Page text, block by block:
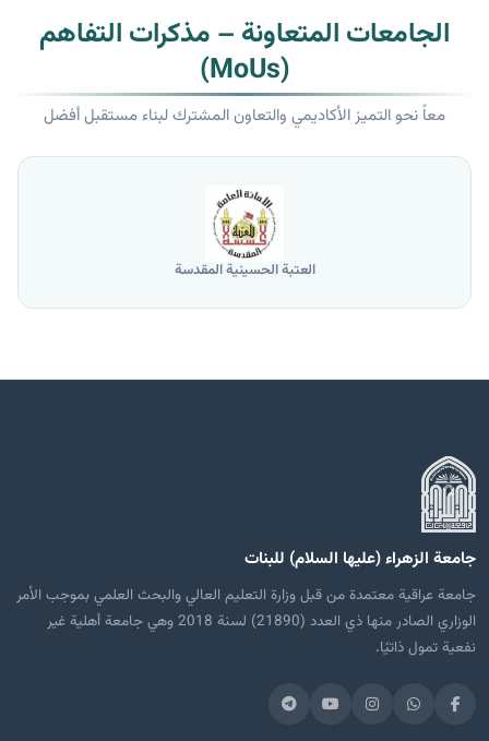
الجامعات المتعاونة – مذكرات التفاهم
(MoUs)
معاً نحو التميز الأكاديمي والتعاون المشترك لبناء مستقبل أفضل
العتبة الحسينية المقدسة
جامعة الزهراء (عليها السلام) للبنات
جامعة عراقية معتمدة من قبل وزارة التعليم العالي والبحث العلمي بموجب الأمر
الوزاري الصادر منها ذي العدد (21890) لسنة 2018 وهي جامعة أهلية غير
نفعية تمول ذاتيًا.